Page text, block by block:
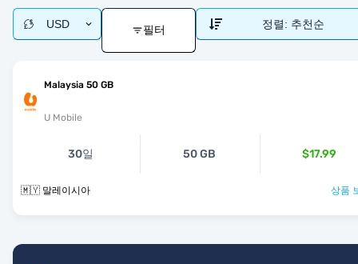
USD 필터 정렬: 추천순
Malaysia 50 GB
U Mobile
30일 50 GB $17.99
🇲🇾 말레이시아 상품